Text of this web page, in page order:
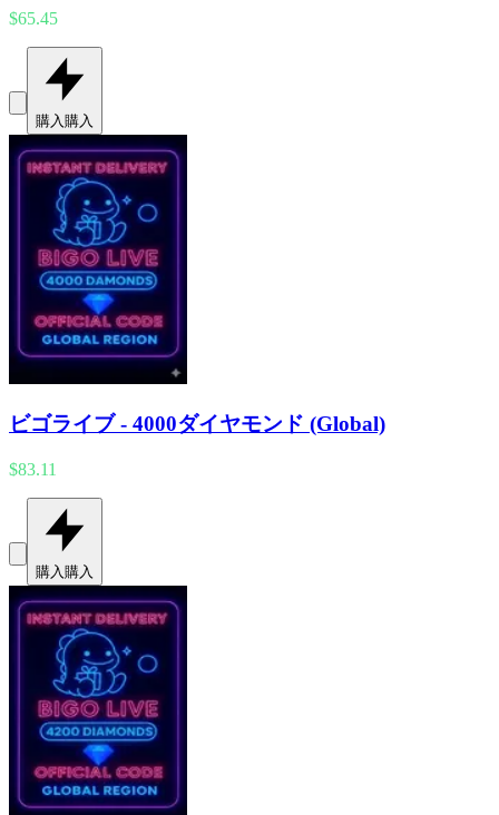
$65.45
購入購入
ビゴライブ - 4000ダイヤモンド (Global)
$83.11
購入 購入